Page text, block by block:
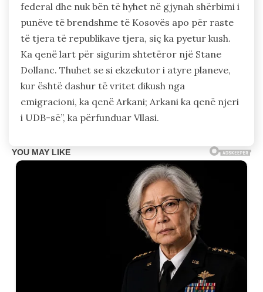
federal dhe nuk bën të hyhet në gjynah shërbimi i
punëve të brendshme të Kosovës apo për raste
të tjera të republikave tjera, siç ka pyetur kush.
Ka qenë lart për sigurim shtetëror një Stane
Dollanc. Thuhet se si ekzekutor i atyre planeve,
kur është dashur të vritet dikush nga
emigracioni, ka qenë Arkani; Arkani ka qenë njeri
i UDB-së”, ka përfunduar Vllasi.